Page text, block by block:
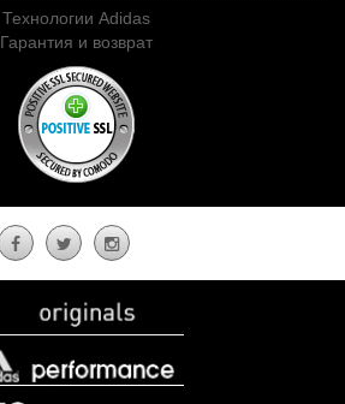
Технологии Adidas
Гарантия и возврат